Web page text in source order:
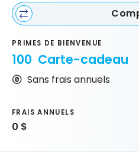
PRIMES DE BIENVENUE
100 Carte-cadeau
Sans frais annuels
FRAIS ANNUELS
0 $